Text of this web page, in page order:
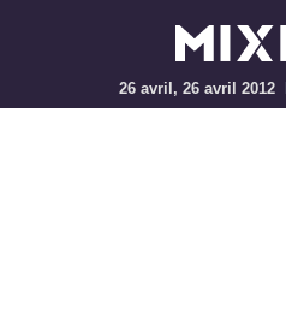
26 avril, 26 avril 2012